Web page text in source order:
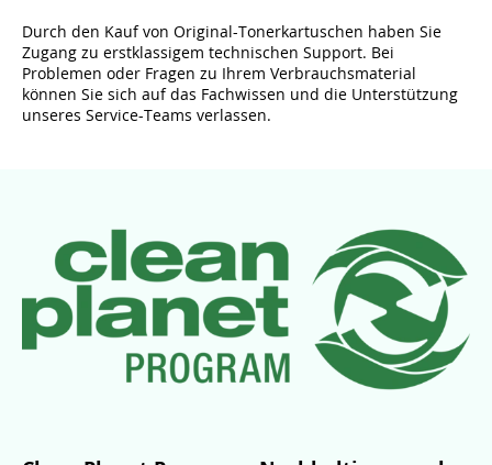
Durch den Kauf von Original-Tonerkartuschen haben Sie
Zugang zu erstklassigem technischen Support. Bei
Problemen oder Fragen zu Ihrem Verbrauchsmaterial
können Sie sich auf das Fachwissen und die Unterstützung
unseres Service-Teams verlassen.